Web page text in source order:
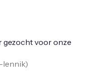
gezocht voor onze
lennik)